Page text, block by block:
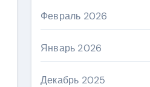
Февраль 2026
Январь 2026
Декабрь 2025